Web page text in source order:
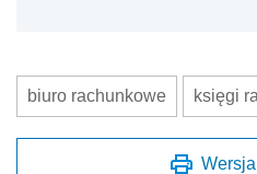
biuro rachunkowe księgi